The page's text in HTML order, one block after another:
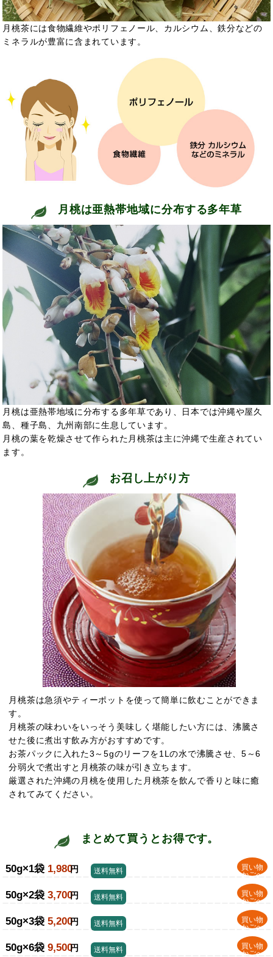
月桃茶には食物繊維やポリフェノール、カルシウム、鉄分などの
ミネラルが豊富に含まれています。
月桃は亜熱帯地域に分布する多年草
月桃は亜熱帯地域に分布する多年草であり、日本では沖縄や屋久
島、種子島、九州南部に生息しています。
月桃の葉を乾燥させて作られた月桃茶は主に沖縄で生産されてい
ます。
お召し上がり方
月桃茶は急須やティーポットを使って簡単に飲むことができま
す。
月桃茶の味わいをいっそう美味しく堪能したい方には、沸騰さ
せた後に煮出す飲み方がおすすめです。
お茶パックに入れた3～5gのリーフを1Lの水で沸騰させ、5～6
分弱火で煮出すと月桃茶の味が引き立ちます。
厳選された沖縄の月桃を使用した月桃茶を飲んで香りと味に癒
されてみてください。
まとめて買うとお得です。
50g×1袋 1,980円
買い物
かごへ
送料無料
50g×2袋 3,700円
買い物
かごへ
送料無料
50g×3袋 5,200円
買い物
かごへ
送料無料
50g×6袋 9,500円
買い物
かごへ
送料無料